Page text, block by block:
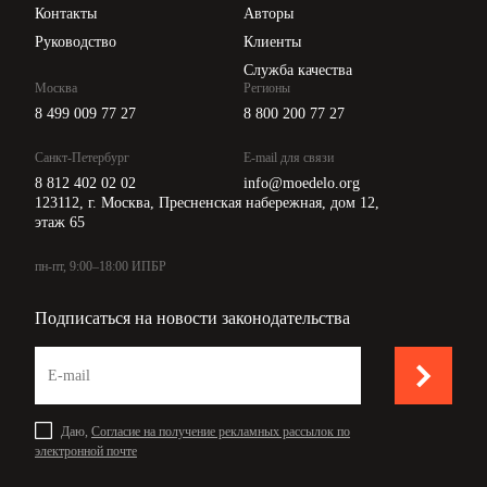
Контакты
Руководство
Авторы
Клиенты
Служба качества
Москва
8 499 009 77 27
Санкт-Петербург
8 812 402 02 02
Регионы
8 800 200 77 27
E-mail для связи
info@moedelo.org
123112, г. Москва, Пресненская набережная, дом 12,
этаж 65
пн-пт, 9:00–18:00 ИПБР
Подписаться на новости законодательства
Даю, Согласие на получение рекламных рассылок по
электронной почте